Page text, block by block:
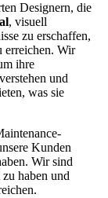
Designern, die
, visuell
zu erschaffen,
erreichen. Wir
ihre
und
was sie
Kunden
Wir sind
zu haben und